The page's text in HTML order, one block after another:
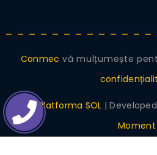
Conmec vă mulțumește
ANPC | Platforma SOL |
Moment